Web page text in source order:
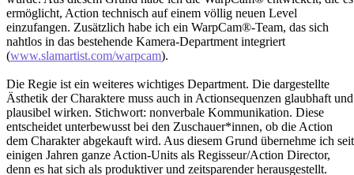
ermöglicht, Action technisch auf einem völlig neuen Level
einzufangen. Zusätzlich habe ich ein WarpCam®-Team, das sich
nahtlos in das bestehende Kamera-Department integriert
(www.slamartist.com/warpcam).
Die Regie ist ein weiteres wichtiges Department. Die dargestellte
Ästhetik der Charaktere muss auch in Actionsequenzen glaubhaft und
plausibel wirken. Stichwort: nonverbale Kommunikation. Diese
entscheidet unterbewusst bei den Zuschauer*innen, ob die Action
dem Charakter abgekauft wird. Aus diesem Grund übernehme ich seit
einigen Jahren ganze Action-Units als Regisseur/Action Director,
denn es hat sich als produktiver und zeitsparender herausgestellt.